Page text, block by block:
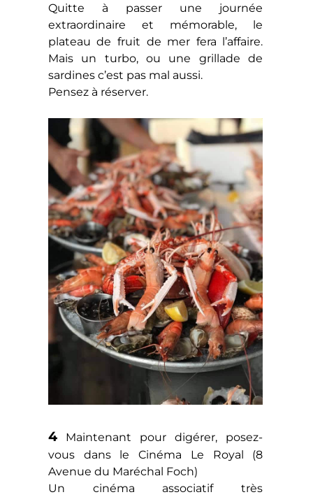
Quitte à passer une journée
extraordinaire et mémorable, le
plateau de fruit de mer fera l’affaire.
Mais un turbo, ou une grillade de
sardines c’est pas mal aussi.
Pensez à réserver.
4Maintenant pour digérer, posez-
vous dans le Cinéma Le Royal (8
Avenue du Maréchal Foch)
Un cinéma associatif très